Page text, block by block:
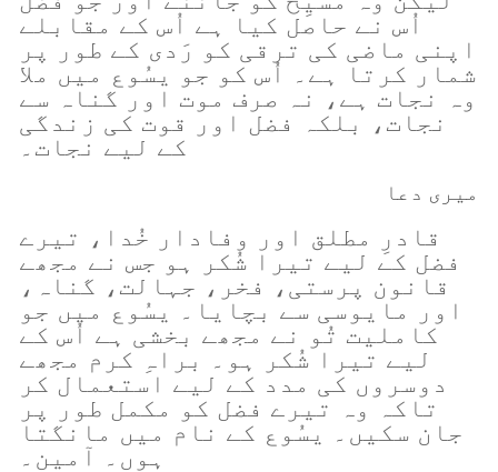
اُس نے حاصل کیا ہے اُس کے مقابلے
اپنی ماضی کی ترقی کو رَدی کے طور پر
شمار کرتا ہے۔ اُس کو جو یسُوع میں ملا
وہ نجات ہے، نہ صرف موت اور گناہ سے
نجات، بلکہ فضل اور قوت کی زندگی
کے لیے نجات۔
میری دعا
قادرِ مطلق اور وفادار خُدا، تیرے
فضل کے لیے تیرا شُکر ہو جس نے مجھے
قانون پرستی، فخر، جہالت، گناہ،
اور مایوسی سے بچایا۔ یسُوع میں جو
کاملیت تُو نے مجھے بخشی ہے اُس کے
لیے تیرا شُکر ہو۔ براہِ کرم مجھے
دوسروں کی مدد کے لیے استعمال کر
تاکہ وہ تیرے فضل کو مکمل طور پر
جان سکیں۔ یسُوع کے نام میں مانگتا
ہوں۔ آمین۔